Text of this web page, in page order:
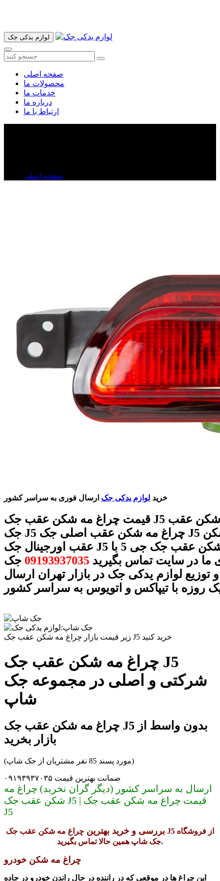
لوازم یدکی جک
صفحه اصلی
محصولات ما
خدمات ما
درباره ما
ارتباط با ما
صفحه اصلی
خرید لوازم یدکی جک ارسال فوری به سراسر کشور
قیمت چراغ مه شکن عقب جک J5 چراغ مه شکن عقب
جک J5 چراغ مه شکن عقب اصلی جک J5 چراغ مه شکن
عقب اورجینال جک J5 چراغ مه شکن عقب جک جی 5 با
ما در سایت تماس بگیرید 09193937035 جک
توزیع لوازم یدکی جک در بازار تهران ارسال
روزه با تیپاکس و اتویوس به سراسر کشور
زیر قیمت بازار چراغ مه شکن عقب جک J5 خرید کنید
چراغ مه شکن عقب جک J5
شرکتی و اصلی در مجموعه جک
شاپ
چراغ مه شکن عقب جک J5 بدون واسط از
بازار بخرید
(مورد پسند 85 نفر مشتریان از جک شاپ)
ضمانت بهترین قیمت ۰۹۱۹۳۹۳۷۰۳۵
ارسال به سراسر کشور (دیگر گران نخرید) چراغ مه
شکن عقب جک J5 | قیمت چراغ مه شکن عقب جک
J5
بررسی و خرید بهترین چراغ مه شکن عقب جک J5 از فروشگاه
جک شاپ همین حالا تماس بگیرید.
این چراغ ها در موقعی که در راننده در حال راندن خودرو در جاده